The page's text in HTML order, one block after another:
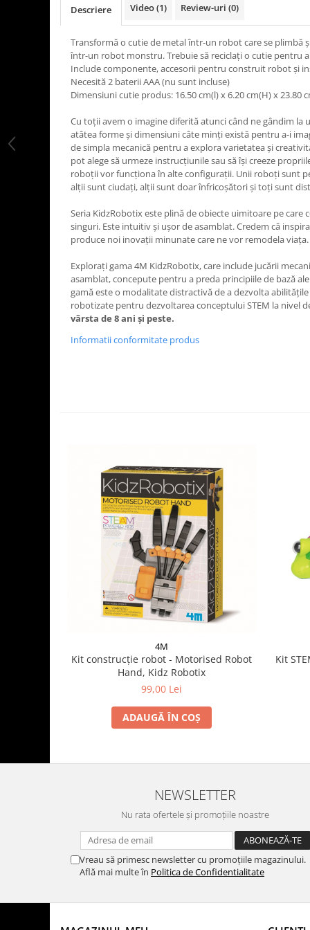
LEGO Architecture
LEGO Speed Champions
Descriere Video(1) Review-uri (0)
Transformă o cutie de metal într-un robot care se plimbă
într-un robot monstru. Trebuie să reciclați o cutie pentru
Include componente, accesorii pentru construit robot și
Necesită 2 baterii AAA (nu sunt incluse)
Dimensiuni cutie produs: 16.50 cm(l) x 6.20 cm(H) x 23.80
Cu toții avem o imagine diferită atunci când ne gândim la
atâtea forme și dimensiuni câte minți există pentru a-i
de simpla mecanică pentru a explora varietatea și
pot alege să urmeze instrucțiunile sau să își creeze
roboții vor funcționa în alte configurații. Unii roboți sunt
alții sunt ciudați, alții sunt doar înfricoșători și toți sunt
Seria KidzRobotix este plină de obiecte uimitoare pe care
singuri. Este intuitiv și ușor de asamblat. Credem că
produce noi inovații minunate care ne vor remodela viața.
Explorați gama 4M KidzRobotix, care include jucării
asamblat, concepute pentru a preda principiile de bază
gamă este o modalitate distractivă de a dezvolta abilitățile
robotizate pentru dezvoltarea conceptului STEM la nivel
vârsta de 8 ani și peste.
Informatii conformitate produs
4M
Kit construcție robot - Motorised Robot
Hand, Kidz Robotix
99,00 Lei
ADAUGĂ ÎN COȘ
Kit
NEWSLETTER
Nu rata ofertele și promoțiile noastre
Vreau să primesc newsletter cu promoțiile magazinului.
Află mai multe în Politica de Confidentialitate